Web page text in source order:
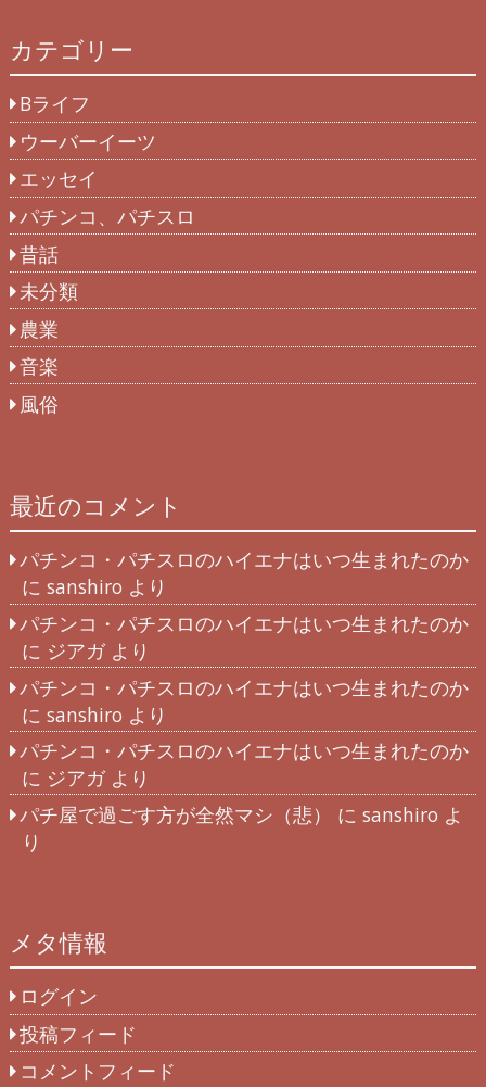
カテゴリー
Bライフ
ウーバーイーツ
エッセイ
パチンコ、パチスロ
昔話
未分類
農業
音楽
風俗
最近のコメント
パチンコ・パチスロのハイエナはいつ生まれたのか
に sanshiro より
パチンコ・パチスロのハイエナはいつ生まれたのか
に ジアガより
パチンコ・パチスロのハイエナはいつ生まれたのか
に sanshiro より
パチンコ・パチスロのハイエナはいつ生まれたのか
に ジアガより
パチ屋で過ごす方が全然マシ（悲）
にsanshiro よ
り
メタ情報
ログイン
投稿フィード
コメントフィード